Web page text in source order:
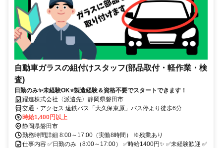
自動車ガラスの組付けスタッフ(部品取付・軽作業・検
査)
日勤のみ✨未経験OK⭐製造経験＆資格不要でスタートできます！
躍進株式会社〈派遣先〉静岡県磐田市
交通・アクセス 遠鉄バス「大久保東原」バス停より徒歩6分
時給1,400円以上
静岡県磐田市
勤務時間詳細 8:00～17:00（実働8時間） ※残業あり
仕事内容 ✅日勤のみ（8:00～17:00） ✅時給1400円✨ ✅未経験歓迎 ✅